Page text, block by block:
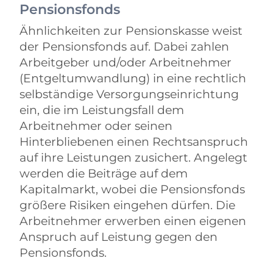
Pensionsfonds
Ähnlichkeiten zur Pensionskasse weist
der Pensionsfonds auf. Dabei zahlen
Arbeitgeber und/oder Arbeitnehmer
(Entgeltumwandlung) in eine rechtlich
selbständige Versorgungseinrichtung
ein, die im Leistungsfall dem
Arbeitnehmer oder seinen
Hinterbliebenen einen Rechtsanspruch
auf ihre Leistungen zusichert. Angelegt
werden die Beiträge auf dem
Kapitalmarkt, wobei die Pensionsfonds
größere Risiken eingehen dürfen. Die
Arbeitnehmer erwerben einen eigenen
Anspruch auf Leistung gegen den
Pensionsfonds.